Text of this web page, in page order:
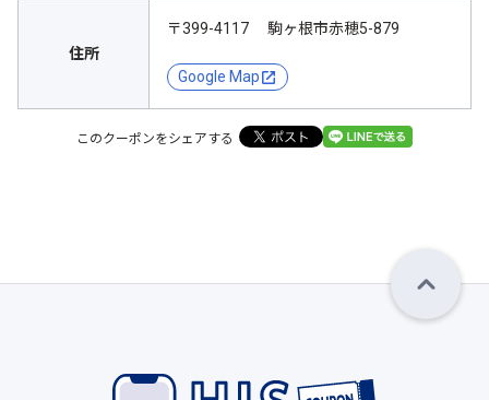
住所
〒399-4117 駒ヶ根市赤穂5-879
Google Map
このクーポンをシェアする